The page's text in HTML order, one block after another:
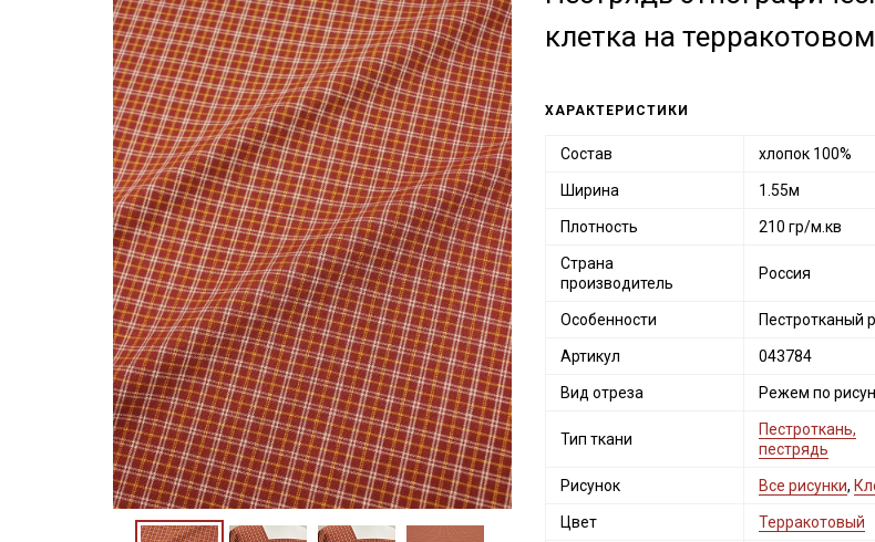
клетка на
ХАРАКТЕРИСТИКИ
Состав хлопок 100%
Ширина 1.55м
Плотность 210 гр/м.кв
Страна
производитель
Россия
Особенности Пестротканый
Артикул 043784
Вид отреза Режем по
Тип ткани
Пестроткань,
пестрядь
Рисунок Все рисунки,
Цвет Терракотовый